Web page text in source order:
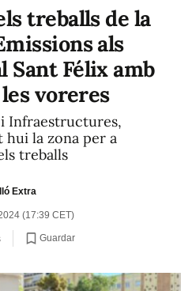
treballs de la
als
Sant Félix amb
voreres
Infraestructures,
hui la zona per a
treballs
Extra
(17:39 CET)
Guardar